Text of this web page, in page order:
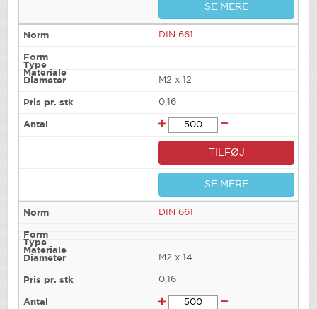
SE MERE
DIN 661
M2 x 12
0,16
TILFØJ
SE MERE
DIN 661
M2 x 14
0,16